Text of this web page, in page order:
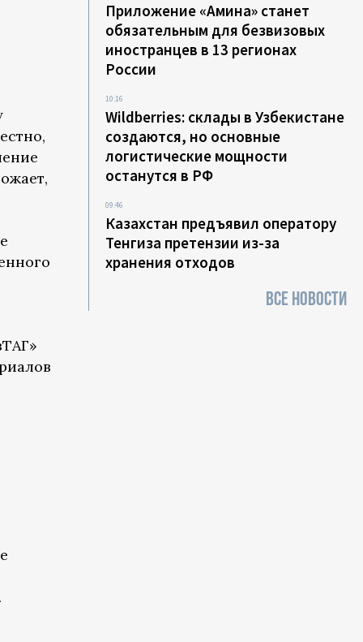
Приложение «Амина» станет
обязательным для безвизовых
иностранцев в 13 регионах
России
10:16
Wildberries: склады в Узбекистане
создаются, но основные
логистические мощности
останутся в РФ
09:46
Казахстан предъявил оператору
Тенгиза претензии из-за
хранения отходов
ВСЕ НОВОСТИ